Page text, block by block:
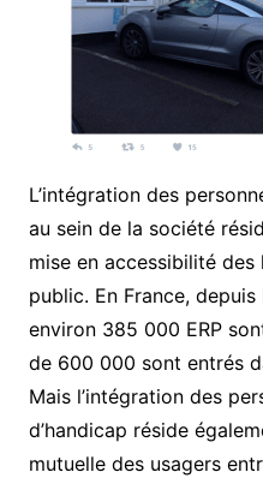
L’intégration des
au sein de la société
mise en accessibilité
public. En France, depuis
environ 385 000 ERP
de 600 000 sont entrés
Mais l’intégration des
d’handicap réside
mutuelle des usagers